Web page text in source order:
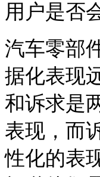
用户是否
汽车零部
据化表现
和诉求是
表现，而
性化的表